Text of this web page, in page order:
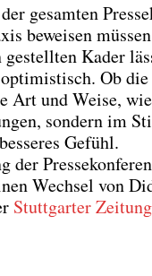
gesam­ten
bewei­sen
Kader
Ob
und Wei­se,
son­dern im
Gefühl.
der
Wech­sel von
Stutt­gar­ter Zei­tung